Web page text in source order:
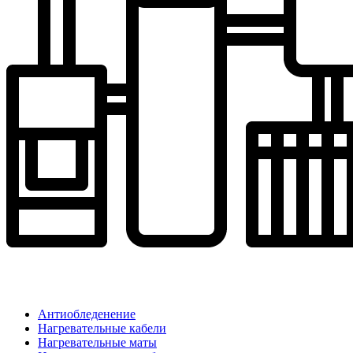
Антиобледенение
Нагревательные кабели
Нагревательные маты